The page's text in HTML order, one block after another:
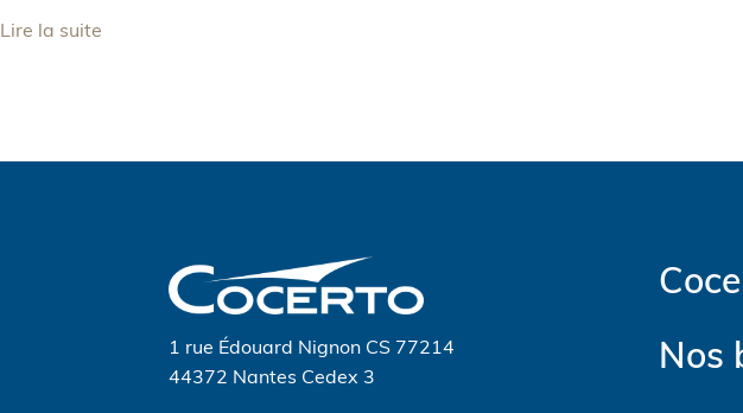
Lire la suite
1 rue Édouard Nignon CS 77214
44372 Nantes Cedex 3
Nos